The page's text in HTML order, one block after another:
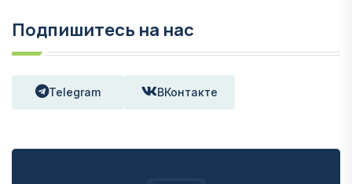
Подпишитесь на нас
Telegram ВКонтакте